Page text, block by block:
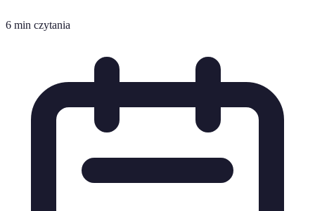
6 min czytania